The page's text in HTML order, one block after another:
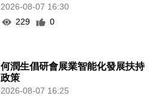
2026-08-07 16:30
229
0
何潤生倡研會展業智能化發展扶持
政策
2026-08-07 16:25